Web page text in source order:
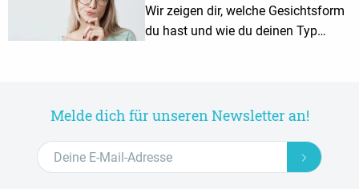
Wir zeigen dir, welche Gesichtsform
du hast und wie du deinen Typ
Melde dich für unseren Newsletter an!